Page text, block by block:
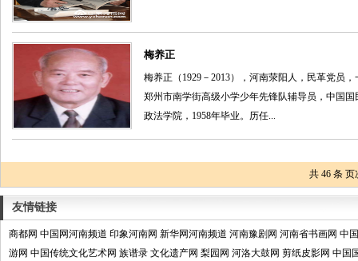
梅养正
梅养正（1929－2013），河南荥阳人，民革党员
郑州市南学街高级小学少年先锋队辅导员，中国
政法学院，1958年毕业。历任...
共 46 条 页
友情链接
商都网 中国网河南频道 印象河南网 新华网河南频道 河南豫剧网 河南省书画网 中
游网 中国传统文化艺术网 族谱录 文化遗产网 梨园网 河洛大鼓网 剪纸皮影网 中国